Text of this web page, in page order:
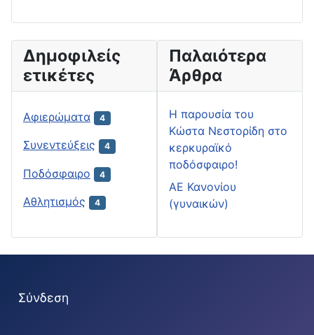
Δημοφιλείς
ετικέτες
Αφιερώματα 4
Συνεντεύξεις 4
Ποδόσφαιρο 4
Αθλητισμός 4
Παλαιότερα
Άρθρα
H παρουσία του
Κώστα Νεστορίδη στο
κερκυραϊκό
ποδόσφαιρο!
ΑΕ Κανονίου
(γυναικών)
Σύνδεση